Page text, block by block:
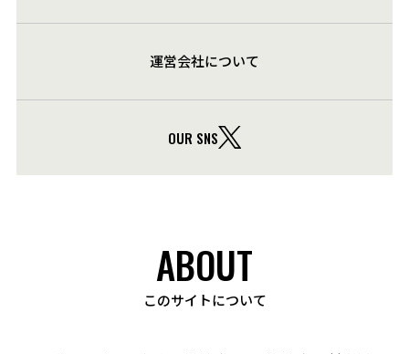
運営会社について
OUR SNS
ABOUT
このサイトについて